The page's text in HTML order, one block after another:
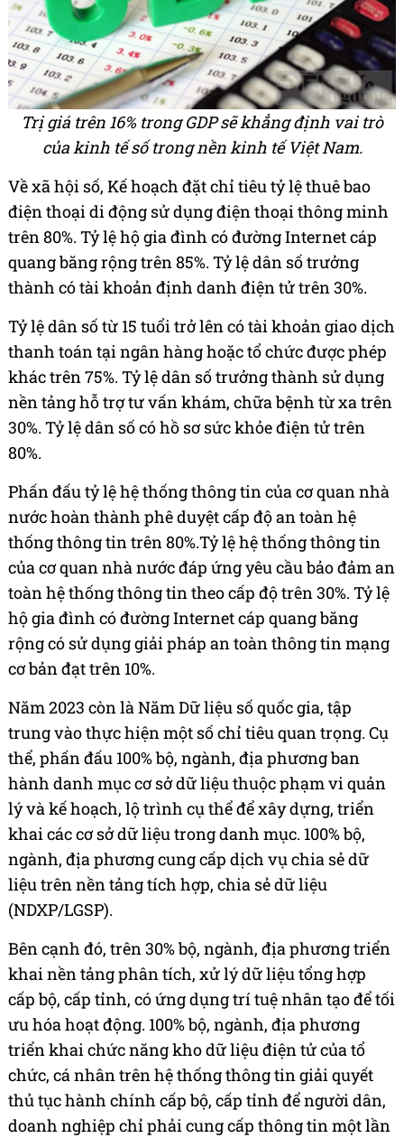
Trị giá trên 16% trong GDP sẽ khẳng định vai trò
của kinh tế số trong nền kinh tế Việt Nam.
Về xã hội số, Kế hoạch đặt chỉ tiêu tỷ lệ thuê bao
điện thoại di động sử dụng điện thoại thông minh
trên 80%. Tỷ lệ hộ gia đình có đường Internet cáp
quang băng rộng trên 85%. Tỷ lệ dân số trưởng
thành có tài khoản định danh điện tử trên 30%.
Tỷ lệ dân số từ 15 tuổi trở lên có tài khoản giao dịch
thanh toán tại ngân hàng hoặc tổ chức được phép
khác trên 75%. Tỷ lệ dân số trưởng thành sử dụng
nền tảng hỗ trợ tư vấn khám, chữa bệnh từ xa trên
30%. Tỷ lệ dân số có hồ sơ sức khỏe điện tử trên
80%.
Phấn đấu tỷ lệ hệ thống thông tin của cơ quan nhà
nước hoàn thành phê duyệt cấp độ an toàn hệ
thống thông tin trên 80%.Tỷ lệ hệ thống thông tin
của cơ quan nhà nước đáp ứng yêu cầu bảo đảm an
toàn hệ thống thông tin theo cấp độ trên 30%. Tỷ lệ
hộ gia đình có đường Internet cáp quang băng
rộng có sử dụng giải pháp an toàn thông tin mạng
cơ bản đạt trên 10%.
Năm 2023 còn là Năm Dữ liệu số quốc gia, tập
trung vào thực hiện một số chỉ tiêu quan trọng. Cụ
thể, phấn đấu 100% bộ, ngành, địa phương ban
hành danh mục cơ sở dữ liệu thuộc phạm vi quản
lý và kế hoạch, lộ trình cụ thể để xây dựng, triển
khai các cơ sở dữ liệu trong danh mục. 100% bộ,
ngành, địa phương cung cấp dịch vụ chia sẻ dữ
liệu trên nền tảng tích hợp, chia sẻ dữ liệu
(NDXP/LGSP).
Bên cạnh đó, trên 30% bộ, ngành, địa phương triển
khai nền tảng phân tích, xử lý dữ liệu tổng hợp
cấp bộ, cấp tỉnh, có ứng dụng trí tuệ nhân tạo để tối
ưu hóa hoạt động. 100% bộ, ngành, địa phương
triển khai chức năng kho dữ liệu điện tử của tổ
chức, cá nhân trên hệ thống thông tin giải quyết
thủ tục hành chính cấp bộ, cấp tỉnh để người dân,
doanh nghiệp chỉ phải cung cấp thông tin một lần